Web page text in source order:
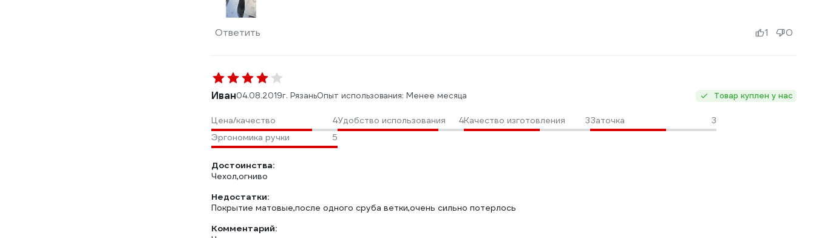
Ответить 1 0
Иван04.08.2019г. РязаньОпыт использования: Менее месяца Товар куплен у нас
Цена/качество 4Удобство использования 4Качество изготовления 3Заточка
3
Эргономика ручки
5
Достоинства:
Чехол,огниво
Недостатки:
Покрытие матовые,после одного сруба ветки,очень сильно потерлось
Комментарий: